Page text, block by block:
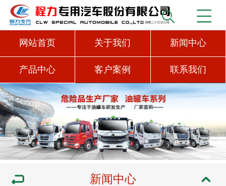
网站首页 关于我们 新闻中心
产品中心 客户案例 联系我们
新闻中心